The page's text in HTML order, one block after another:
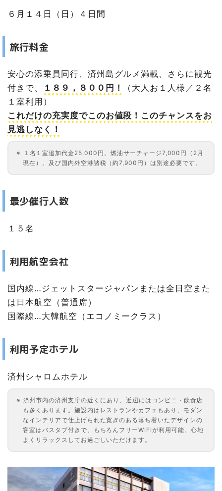
６月１４日（日）４日間
旅行料金
安心の添乗員同行、済州島グルメ満載、さらに観光
付きで、
１８９，８００円！
（大人お１人様／２名
１室利用）
これだけの充実度でこのお値段！このチャンスをお
見逃しなく！
１名１室追加代金25,000円。燃油サーチャージ7,000円（2月
現在）。及び国内外空港諸税（約7,900円）は別途必要です。
最少催行人数
１５名
利用航空会社
国内線…ジェットスタージャパンまたは全日空また
は日本航空（普通席）
国際線…大韓航空（エコノミークラス）
利用予定ホテル
済州シャロムホテル
済州市内の済州支庁の近くにあり、近辺にはコンビニ・飲食店
も多くあります。施設内はレストランやカフェもあり、モダン
なインテリアで仕上げられた寛ぎのある落ち着いたデザインの
客室はバスタブ付きで、もちろんフリーWIFIが利用可能。心地
よくリラックスしてお過ごしいただけます。